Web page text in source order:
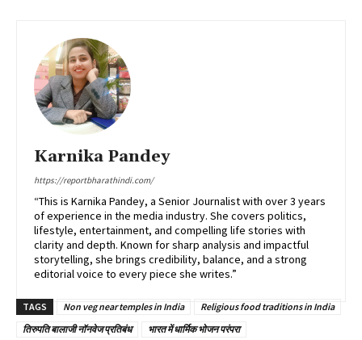
Karnika Pandey
https://reportbharathindi.com/
“This is Karnika Pandey, a Senior Journalist with over 3 years
of experience in the media industry. She covers politics,
lifestyle, entertainment, and compelling life stories with
clarity and depth. Known for sharp analysis and impactful
storytelling, she brings credibility, balance, and a strong
editorial voice to every piece she writes.”
TAGS Non veg near temples in India
Religious food traditions in India
तिरुपति बालाजी नॉनवेज प्रतिबंध
भारत में धार्मिक भोजन परंपरा